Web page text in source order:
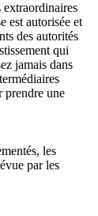
extraordinaires
est autorisée et
des autorités
qui
jamais dans
prendre une
les
par les